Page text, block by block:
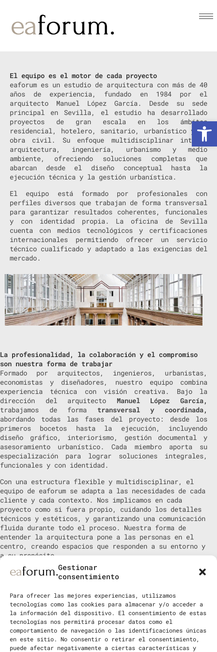
Gestionar
consentimiento
Para ofrecer las mejores experiencias, utilizamos
tecnologías como las cookies para almacenar y/o acceder a
la información del dispositivo. El consentimiento de estas
tecnologías nos permitirá procesar datos como el
comportamiento de navegación o las identificaciones únicas
en este sitio. No consentir o retirar el consentimiento,
puede afectar negativamente a ciertas características y
El equipo es el motor de cada proyecto
eaforum es un estudio de arquitectura con más de 40
años de experiencia, fundado en 1984 por el
arquitecto Manuel López García. Desde su sede
principal en Sevilla, el estudio ha desarrollado
proyectos de gran escala en los ámbitos
residencial, hotelero, sanitario, urbanístico y de
obra civil. Su enfoque multidisciplinar integra
arquitectura, ingeniería, urbanismo y medio
ambiente, ofreciendo soluciones completas que
abarcan desde el diseño conceptual hasta la
ejecución técnica y la gestión urbanística.
El equipo está formado por profesionales con
perfiles diversos que trabajan de forma transversal
para garantizar resultados coherentes, funcionales
y con identidad propia. La oficina de Sevilla
cuenta con medios tecnológicos y certificaciones
internacionales permitiendo ofrecer un servicio
técnico cualificado y adaptado a las exigencias del
mercado.
La profesionalidad, la colaboración y el compromiso
son nuestra forma de trabajar
Formado por arquitectos, ingenieros, urbanistas,
economistas y diseñadores, nuestro equipo combina
experiencia técnica con visión creativa. Bajo la
dirección del arquitecto Manuel López García,
trabajamos de forma transversal y coordinada,
abordando todas las fases del proyecto: desde los
primeros bocetos hasta la ejecución, incluyendo
diseño gráfico, interiorismo, gestión documental y
asesoramiento urbanístico. Cada miembro aporta su
especialización para lograr soluciones integrales,
funcionales y con identidad.
Con una estructura flexible y multidisciplinar, el
equipo de eaforum se adapta a las necesidades de cada
cliente y cada contexto. Nos implicamos en cada
proyecto como si fuera propio, cuidando los detalles
técnicos y estéticos, y garantizando una comunicación
fluida durante todo el proceso. Nuestra forma de
entender la arquitectura pone a las personas en el
centro, creando espacios que responden a su entorno y
a su propósito.